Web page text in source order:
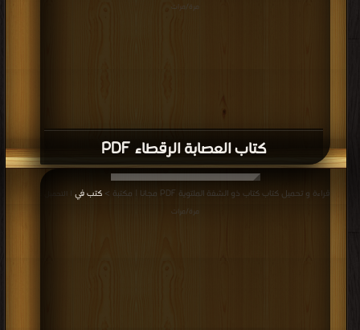
كتاب العصابة الرقطاء PDF
مرة/مرات
قراءة و تحميل كتاب كتاب ذو الشفة الملتوية PDF مجانا | مكتبة > كتب في
| التحميل :
مرة/مرات